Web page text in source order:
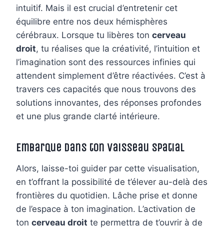
intuitif. Mais il est crucial d’entretenir cet
équilibre entre nos deux hémisphères
cérébraux. Lorsque tu libères ton cerveau
droit, tu réalises que la créativité, l’intuition et
l’imagination sont des ressources infinies qui
attendent simplement d’être réactivées. C’est à
travers ces capacités que nous trouvons des
solutions innovantes, des réponses profondes
et une plus grande clarté intérieure.
Embarque dans ton Vaisseau Spatial
Alors, laisse-toi guider par cette visualisation,
en t’offrant la possibilité de t’élever au-delà des
frontières du quotidien. Lâche prise et donne
de l’espace à ton imagination. L’activation de
ton cerveau droit te permettra de t’ouvrir à de